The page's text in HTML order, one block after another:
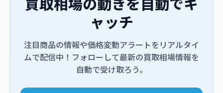
ャッチ
注目商品の情報や価格変動アラートをリアルタイ
ムで配信中！フォローして最新の買取相場情報を
自動で受け取ろう。